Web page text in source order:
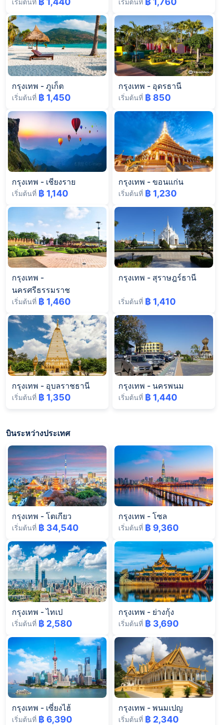
เริ่มต้นที่ เริ่มต้นที่
กรุงเทพ - ภูเก็ต
เริ่มต้นที่ ฿ 1,450
กรุงเทพ - อุดรธานี
เริ่มต้นที่ ฿ 850
กรุงเทพ - เชียงราย
เริ่มต้นที่ ฿ 1,140
กรุงเทพ - ขอนแก่น
เริ่มต้นที่ ฿ 1,230
กรุงเทพ -
นครศรีธรรมราช
เริ่มต้นที่ ฿ 1,460
กรุงเทพ - สุราษฎร์ธานี
เริ่มต้นที่ ฿ 1,410
กรุงเทพ - อุบลราชธานี
เริ่มต้นที่ ฿ 1,350
กรุงเทพ - นครพนม
เริ่มต้นที่ ฿ 1,440
บินระหว่างประเทศ
กรุงเทพ - โตเกียว
เริ่มต้นที่ ฿ 34,540
กรุงเทพ - โซล
เริ่มต้นที่ ฿ 9,360
กรุงเทพ -ไทเป
เริ่มต้นที่ ฿ 2,580
กรุงเทพ - ย่างกุ้ง
เริ่มต้นที่ ฿ 3,690
กรุงเทพ - เซี่ยงไฮ้
เริ่มต้นที่ ฿ 6,390
กรุงเทพ - พนมเปญ
เริ่มต้นที่ ฿ 2,340